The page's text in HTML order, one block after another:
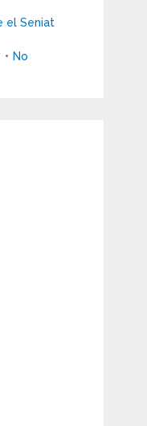
el Seniat
No